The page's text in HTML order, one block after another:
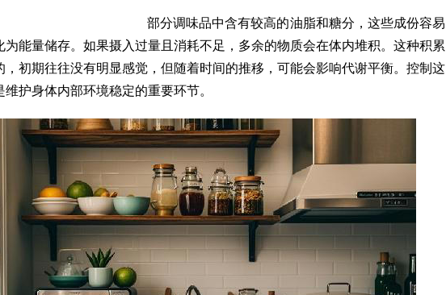
部分调味品中含有较高的油脂和糖分，这些成份容易
为能量储存。如果摄入过量且消耗不足，多余的物质会在体内堆积。这种积累
，初期往往没有明显感觉，但随着时间的推移，可能会影响代谢平衡。控制这
护身体内部环境稳定的重要环节。